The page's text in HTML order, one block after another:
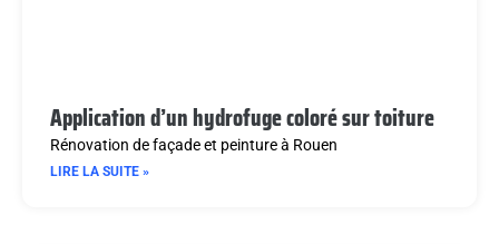
Application d’un hydrofuge coloré sur toiture
Rénovation de façade et peinture à Rouen
LIRE LA SUITE »